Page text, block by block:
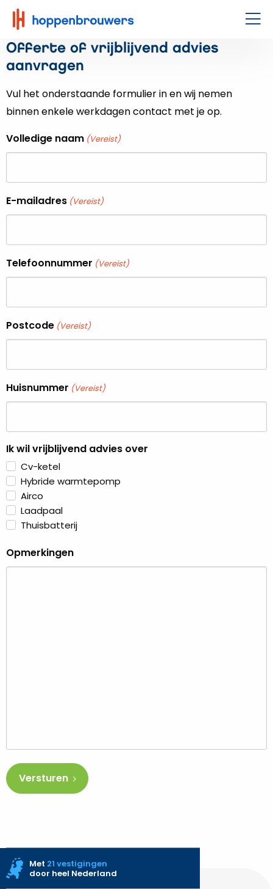
Hoppenbrouwers
|
Waar
techniek
leeft
Offerte of vrijblijvend advies
aanvragen
Vul het onderstaande formulier in en wij nemen
binnen enkele werkdagen contact met je op.
Volledige naam (Vereist)
E-mailadres (Vereist)
Telefoonnummer (Vereist)
Postcode (Vereist)
Huisnummer (Vereist)
Ik wil vrijblijvend advies over
Cv-ketel
Hybride warmtepomp
Airco
Laadpaal
Thuisbatterij
Opmerkingen
Site
Met 21 vestigingen
door heel Nederland